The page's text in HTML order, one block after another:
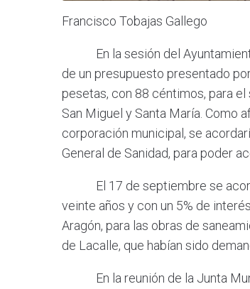
Francisco Tobajas Gallego
En la sesión del Ayuntamiento
de un presupuesto presentado
pesetas, con 88 céntimos, para el
San Miguel y Santa María. Como
corporación municipal, se
General de Sanidad, para poder
El 17 de septiembre se
veinte años y con un 5% de
Aragón, para las obras de
de Lacalle, que habían sido
En la reunión de la Junta